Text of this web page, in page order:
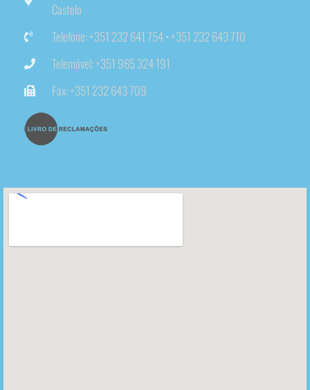
Castelo
Telefone: +351 232 641 754 • +351 232 643 710
Telemóvel: +351 965 324 191
Fax: +351 232 643 709